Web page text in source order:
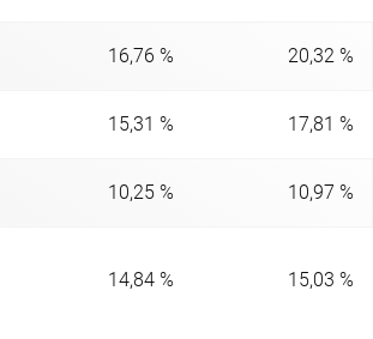
16,76 % 20,32 %
15,31 % 17,81 %
10,25 % 10,97 %
14,84 % 15,03 %